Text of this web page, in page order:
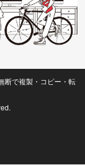
断で複製・コピー・転